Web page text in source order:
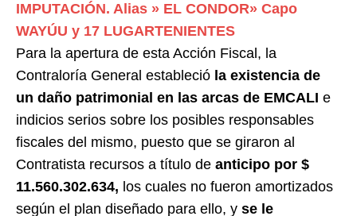
IMPUTACIÓN. Alias » EL CONDOR» Capo
WAYÚU y 17 LUGARTENIENTES
Para la apertura de esta Acción Fiscal, la
Contraloría General estableció la existencia de
un daño patrimonial en las arcas de EMCALI e
indicios serios sobre los posibles responsables
fiscales del mismo, puesto que se giraron al
Contratista recursos a título de anticipo por $
11.560.302.634, los cuales no fueron amortizados
según el plan diseñado para ello, y se le